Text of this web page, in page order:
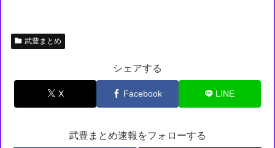
武豊まとめ
シェアする
X Facebook LINE
武豊まとめ速報をフォローする